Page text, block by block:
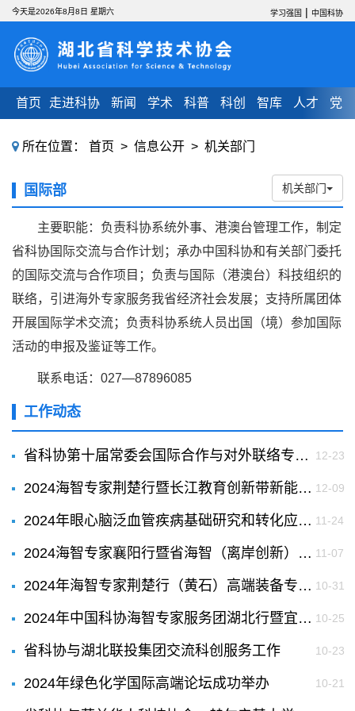
首页 走进科协 新闻 学术 科普 科创 智库 人才 党建
今天是2026年8月8日 星期六 学习强国 | 中国科协
所在位置： 首页 > 信息公开 > 机关部门
国际部 机关部门
主要职能：负责科协系统外事、港澳台管理工作，制定
省科协国际交流与合作计划；承办中国科协和有关部门委托
的国际交流与合作项目；负责与国际（港澳台）科技组织的
联络，引进海外专家服务我省经济社会发展；支持所属团体
开展国际学术交流；负责科协系统人员出国（境）参加国际
活动的申报及鉴证等工作。
联系电话：027—87896085
工作动态
省科协第十届常委会国际合作与对外联络专委会召开第二次会议 12-23
2024海智专家荆楚行暨长江教育创新带新能源产业发展研讨交流活动成功举行 12-09
2024年眼心脑泛血管疾病基础研究和转化应用论坛成功举办 11-24
2024海智专家襄阳行暨省海智（离岸创新）襄城区工作站授牌活动成功举办 11-07
2024年海智专家荆楚行（黄石）高端装备专场活动成功举办 10-31
2024年中国科协海智专家服务团湖北行暨宜都绿色智能船舶复合材料产业研讨会成功举办 10-25
省科协与湖北联投集团交流科创服务工作 10-23
2024年绿色化学国际高端论坛成功举办 10-21